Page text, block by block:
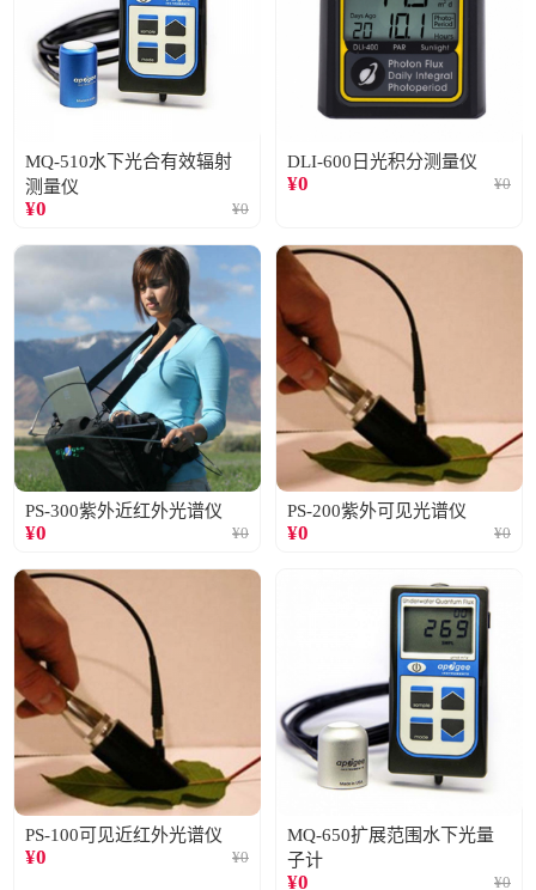
MQ-510水下光合有效辐射
测量仪
¥0 ¥0
DLI-600日光积分测量仪
¥0 ¥0
PS-300紫外近红外光谱仪
¥0 ¥0
PS-200紫外可见光谱仪
¥0 ¥0
PS-100可见近红外光谱仪
¥0 ¥0
MQ-650扩展范围水下光量
子计
¥0 ¥0